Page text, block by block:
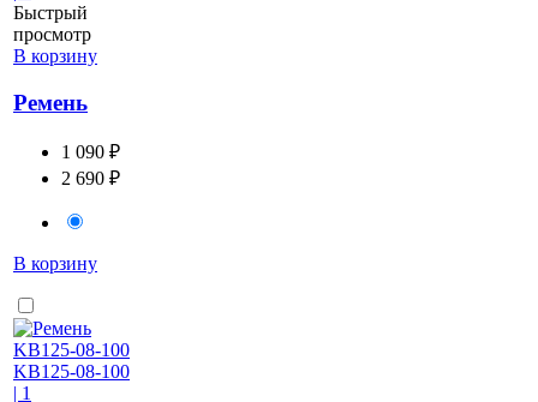
Быстрый
просмотр
В корзину
Ремень
1 090 ₽
2 690 ₽
В корзину